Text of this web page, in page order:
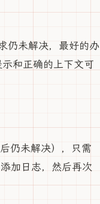
仍未解决，最好的办
和正确的上下文可
仍未解决），只需
加日志，然后再次